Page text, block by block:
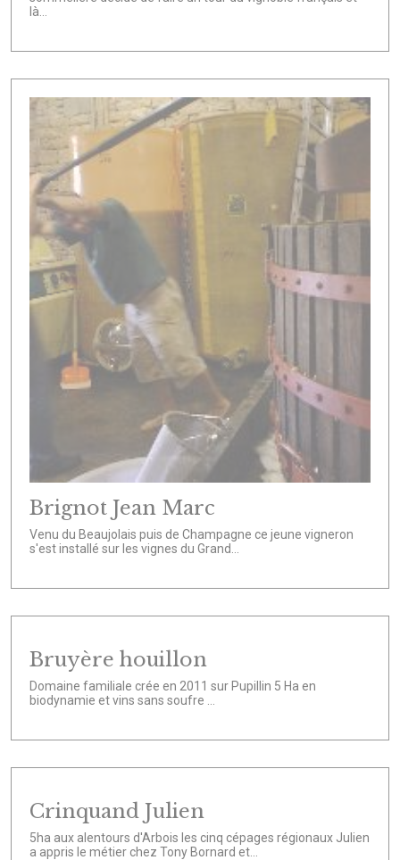
là...
Brignot Jean Marc
Venu du Beaujolais puis de Champagne ce jeune vigneron
s'est installé sur les vignes du Grand...
Bruyère houillon
Domaine familiale crée en 2011 sur Pupillin 5 Ha en
biodynamie et vins sans soufre ...
Crinquand Julien
5ha aux alentours d'Arbois les cinq cépages régionaux Julien
a appris le métier chez Tony Bornard et...